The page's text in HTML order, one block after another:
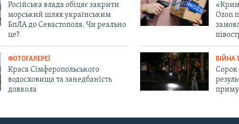
Російська влада обіцяє закрити
морський шлях українським
БпЛА до Севастополя. Чи реально
це?
«Крим
Ozon
ФОТОГАЛЕРЕЇ
Краса Сімферопольського
водосховища та занедбаність
довкола
ВІЙНА
Сорок